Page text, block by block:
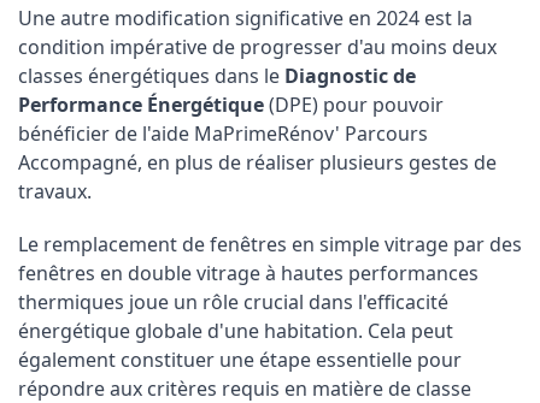
Une autre modification significative en 2024 est la
condition impérative de progresser d'au moins deux
classes énergétiques dans le Diagnostic de
Performance Énergétique (DPE) pour pouvoir
bénéficier de l'aide MaPrimeRénov' Parcours
Accompagné, en plus de réaliser plusieurs gestes de
travaux.
Le remplacement de fenêtres en simple vitrage par des
fenêtres en double vitrage à hautes performances
thermiques joue un rôle crucial dans l'efficacité
énergétique globale d'une habitation. Cela peut
également constituer une étape essentielle pour
répondre aux critères requis en matière de classe